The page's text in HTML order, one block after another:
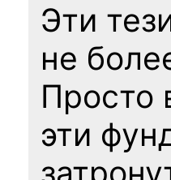
Эти
не
Просто
эти